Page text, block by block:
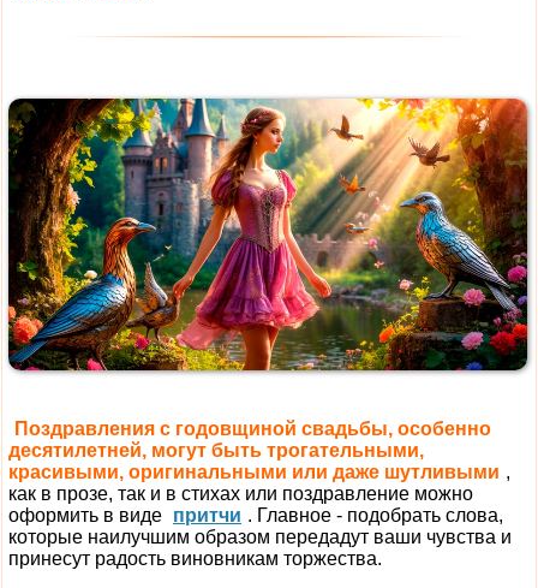
Поздравления с годовщиной свадьбы, особенно
десятилетней, могут быть трогательными,
красивыми, оригинальными или даже шутливыми ,
как в прозе, так и в стихах или поздравление можно
оформить в виде притчи . Главное - подобрать слова,
которые наилучшим образом передадут ваши чувства и
принесут радость виновникам торжества.